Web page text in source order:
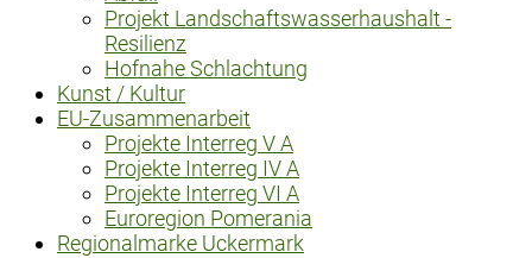
Projekt Landschaftswasserhaushalt -
Resilienz
Hofnahe Schlachtung
Kunst / Kultur
EU-Zusammenarbeit
Projekte Interreg V A
Projekte Interreg IV A
Projekte Interreg VI A
Euroregion Pomerania
Regionalmarke Uckermark